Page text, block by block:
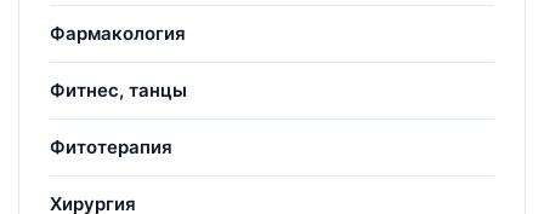
Фармакология
Фитнес, танцы
Фитотерапия
Хирургия